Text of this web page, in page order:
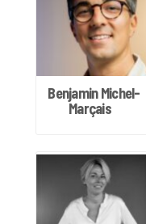
Benjamin Michel-
Marçais